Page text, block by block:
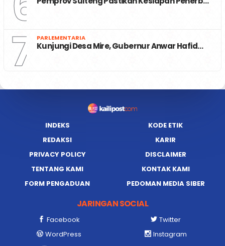
7 PARLEMENTARIA
Kunjungi Desa Mire, Gubernur Anwar Hafid…
INDEKS
KODE ETIK
REDAKSI
KARIR
PRIVACY POLICY
DISCLAIMER
TENTANG KAMI
KONTAK KAMI
FORM PENGADUAN
PEDOMAN MEDIA SIBER
JARINGAN SOCIAL
Facebook
Twitter
WordPress
Instagram